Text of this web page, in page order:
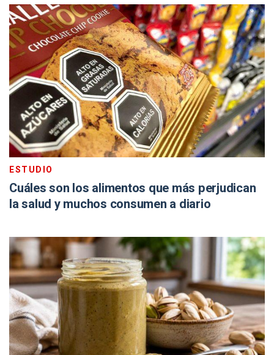
ESTUDIO
Cuáles son los alimentos que más perjudican
la salud y muchos consumen a diario